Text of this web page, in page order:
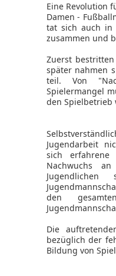
Eine Revolution
Damen -
tat sich auch in
zusammen und
Zuerst
später nahmen
teil. Von
Spielermangel
den Spielbetrieb
Jugendarbeit
sich
Nachwuchs
den
Die
bezüglich der
Bildung von